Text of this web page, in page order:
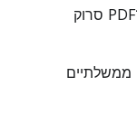
חילוץ טקסט במלאיאלאם מ־PDF סרוק
ממשלתיים